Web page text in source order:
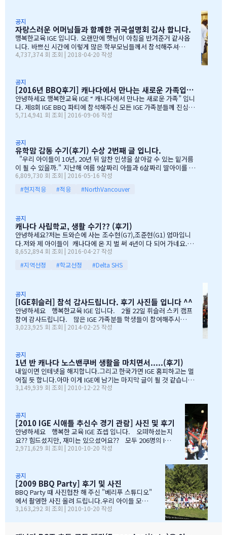
무 감사하엿지요. (아마 작년에 참석하셧던 학부모님들은 아주 아주
잘 아셧을것입니다 ^^). 매년 여름의 BBQ 파티는 WELCOME TO C
ANADA & WELCOME TO IGE 의미를 두고 있습니다. Q & A 에서 I
GE 의 Motto 에 대해서, 언급드린봐와 같이, 행사 준비에 음식준비
그리고 상품 물건을 구입하면서, 필요하신 생필품(?)이 무엇인지? 고
공지
자랑스러운 어머님들과 함께한 귀국설명회 감사 합니다.
행복한교육 IGE 입니다. 오랜만에 햇님이 아침을 반겨준거 같사옵
니다. 바쁘신 시간에 이렇게 많은 학부모님들께서 참석해주셔서
자리를 빛내주셔서 진심으로 감사 또 감사드립니다. 멀리서 남아
rean 어머님들은 준비성은 최고 인걸 다시 느끼게된 하루엿습니
다. 유학맘이야기에 댓글이 27 이였지만, 참석해주시는 학부모
님들은 50분이 넘으셔서, 처음 오픈닝때 당황스러웠지만요~~ 바
쁘신 와중에 참석해주신 [TD은행,오경호부동산,웨스트캐나다종
합보험,캐나다쉬핑(코쉽해운),한인모터스]VERY 감사드리며, 언제
데 불편한거 없이 꼼꼼히 준비하시기 바라며, 내일이면 아마도 무
한의 카톡 및 연락이 오지않을까 생각이 …
4,737,374 회 조회 | 2018-04-20 작성
공지
[2016년 BBQ후기] 캐나다에서 만나는 새로운 가족입니다
안녕하세요 행복한교육 IGE “ 캐나다에서 만나는 새로운 가족” 입니
다. 제8회 IGE BBQ 파티에 참석해주신 모든 IGE 가족분들께 진심으
로 감사드립니다. 오전에 비가 와서 걱정 또 걱정을 하였지만, 어느
전부터 차근 차근 준비하엿습니다. 많은 IGE 가족분들께서 참석해주
셧으며,(총114가족) 노스밴쿠버,랭리교육청 교육감님들께서도 참석
해주셧습니다. 11시30분부터 오픈닝을 시작하엿고, 12시부터 BBQ
파티 시작으로 START 하엿지요. 그 다음 자녀학생들을 위하여 보물
찻기 그리고 Q & A 를 시작으로 학부모님들께 답을 마추신 분들께 선
물을 증정하는 즐거운 시간을 가져습니다. 매년 여름마다 BBQ 파티
를 진행하면서 시간이 정말 빨리 가는구나 생각이 듭니다. 맨처음…
5,714,941 회 조회 | 2016-09-06 작성
공지
유학맘 감동 수기(후기) 수상 2번째 글 입니다.
"우리 아이들이 10년, 20년 뒤 알찬 인생을 살아갈 수 있는 밑거름
이 될 수 있을까." 지난해 여름 9살짜리 아들과 6살짜리 딸아이를 데
리고 캐나다 밴쿠버로 조기유학을 떠날 결심을 했을 때, 매일밤 떠오
르는 고민이었습니다. 지난 10여년동안 부모님과 함께 삼대가 살아
왔기에 고민은 더욱 컸습니다. 가족이 떨어져 지내는 시간을 나이 드
遷之敎, 맹자의 어머니가 자식을 위해 세 번 이사했다는 뜻)는 못할
망정, 조금이라도 기회가 있을 때 망설이지 말라"는 말로 오히려 제
등을 떠미셨습니다. 경제적인 여건이 딱히 좋은 것도 아니었습니다.
유학비용도 평소 한국에서 들어가던 교육비에 생활비가 조금 더 들어
가는 수준으로 잡았습니다. 자린고비 정신으로 단단히 무장을 했지
요. 어찌보면 단순무식하게 "영어도 배우고 아이들이 살아…
6,809,730 회 조회 | 2016-05-16 작성
#현지적응
#적응 #NorthVancouver
공지
캐나다 사립학교, 생활 수기?? (후기)
안녕하세요?저는 트와슨에 사는 조수현(G7),조준현(G1) 엄마입니
다.저와 제 아이들이 캐나다에 온 지 벌 써 4년이 다 되어 가네요.이
렇게 오래 있게 된 이유는 단 하나 너무 좋아서 입니다.철새도래지 바
다도 가까이 있고 조용하고 제 아이들이 다니는 학교도 너무 좋습니
다.백인 비율도 높고요.ㅎㅎ제가 가장 만족도가 높았던 높게 생각 하
정말 대단합니다.발론티어로 돌아가는 것도 대단하고요. 큰아이가
처음 왔을 떼 G4 영어도 잘 못하고 힘들어 할 때 워낙 엉뚱한 놈이라
엉뚱한 짓을 할 때도 선생님께서 괜찮다고남자아이들은 그렇게 크는
거라고 말씀해주시고아이의 작은 장단점도 다 알고 계시고 장점도
크게 칭찬해주시고학년 마지막 주에는 저를 앉혀놓고 방학 캠프 리
8,652,894 회 조회 | 2016-04-27 작성
#지역선정
#학교선정 #Delta SHS
공지
[IGE휘슬러] 참석 감사드립니다. 후기 사진들 입니다 ^^
안녕하세요 행복한교육 IGE 입니다. 2월 22일 휘슬러 스키 캠프
참여 감사드립니다. 많은 IGE 가족분들 학생들이 참여해주시고,
빛내주셔서 감사드립니다. 안타깝게도 화창한 날씨여야하는데,
장님, 웨스트캐나다 보험 김정중부장님, 하나투어 지용구님, IGE S
CHOOL 부서에 김미정선생님, 박숙희 선생님 그리고 코퀴틀람 사
무실에 김의정팀장님, 김예경님 진심을 감사드립니다. 마지막으
로 요번 행사를 진행해주신 전준성 본부장님께 감사드리며, 이벤트
까지 준비해주신 본부장님 수고많으셨습니다. " 스키 이벤트" 꼭
들은 댓글로 남겨주시면, 카톡 혹은 메일로 보내드리겠습니다. 감
사합니다.…
3,023,925 회 조회 | 2014-02-25 작성
공지
1년 반 캐나다 노스밴쿠버 생활을 마치면서.....(후기)
내일이면 인테넷을 해지합니다.그리고 한국가면 IGE 홈피하고는 멀
어질 듯 합니다.아마 이게 IGE에 남기는 마지막 글이 될 것 같습니다
1년 반동안의 시간...저희 아이들에게 너무 소중한 시간이였습니다.
선택이였는데......추천 받은 세 군 데 중에서 선택한 IGE.....서비스
마인드가 확실하고 고객을 끝까지 책임질 줄 아는 회사였습니다.한
국 학생이 적은 웨스트 벤쿠버. 그리고 정 사장님이 추천해주신 caulf
eild.....최고의 선택이였습니다. 아이들은 지난 주 부터 계속 farew
ell party입니다.지난 주에 큰애는 6학년 남자 애들 모두 모여서 이번
에 떠나는 한국 아이 2명을 위한 피자파티에 참석하였고 이번 주는 6
학년 아이들끼리 노벤에 있는 레이저텍에서 번개 모임을 하고 놀다가
왔습니다.둘째는 친했던 친구들 집에 초대를 받아서 4명의 친구와 돌
아가면서 sleep over하느라 집에 들어오질 않습니…
3,149,939 회 조회 | 2010-12-22 작성
공지
[2010 IGE 시애틀 추신수 경기 관람] 사진 및 후기
안녕하세요 행복한 교육 IGE 죠셉 입니다. 오떠하셨는지
요?? 힘드셨지만, 재미는 있으셨어요?? 모두 206명의 IGE
가족분들이 참석하셨으며, 무사히 이벤트 마무리되었습니
습니다. 감사합니다...꾸벅!!! 이른 아침부터 준비하시고,
국경에서 장작 3시간동안 시간이 걸리셨고....오마이갓~!!!
그래두 미국땅은 밟아보았죠~~추신수도 보고~~야구경기도
보고~~~따뜻한 햇빛아래에서 시원한 맥주도....ㅋㅋㅋ ^^
아버님/어머님들의 여유스러운 모습에 저 또한 신나드라고
요~~~응원도 힘차게 하며...단지 추신수 선수가 뒷 돌아보지
않아서 아쉬웠지만...........( 쫌~~ 뒤를 돌아보고 손 한번 흔
2,971,629 회 조회 | 2010-10-20 작성
공지
[2009 BBQ Party] 후기 및 사진
BBQ Party 때 사진협찬 해 주신 "베리푸 스튜디오"
에서 촬영한 사진 올려 드립니다.우리 아이들 모
습 잘 찾아 보세요..혹시나 빠진 가족이 있더라도 용
3,163,292 회 조회 | 2010-10-20 작성